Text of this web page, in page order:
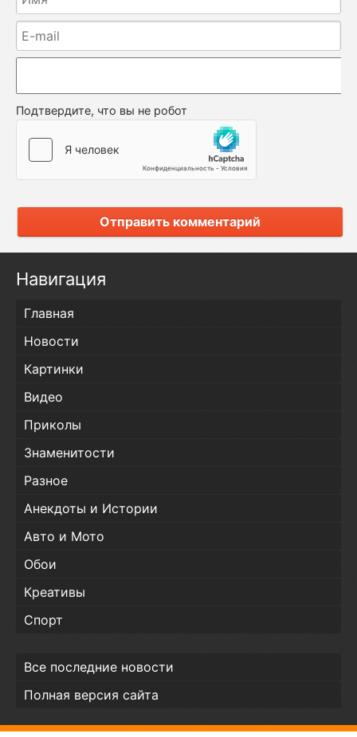
Подтвердите, что вы не робот
Отправить комментарий
Навигация
Главная
Новости
Картинки
Видео
Приколы
Знаменитости
Разное
Анекдоты и Истории
Авто и Мото
Обои
Креативы
Спорт
Все последние новости
Полная версия сайта